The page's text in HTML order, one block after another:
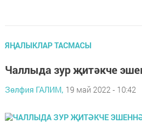
ЯҢАЛЫКЛАР ТАСМАСЫ
Чаллыда зур җитәкче
Зөлфия ГАЛИМ, 19 май 2022 - 10:42